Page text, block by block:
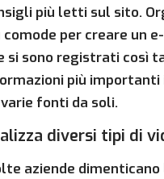
più letti sul sito.
comode per creare un
si sono registrati così
più importanti
fonti da soli.
diversi tipi di
aziende